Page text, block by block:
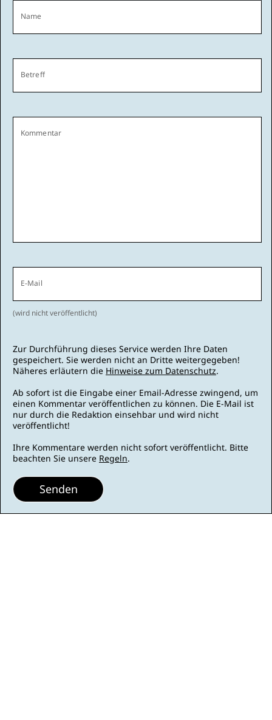
Name
Betreff
Kommentar
E-Mail
(wird nicht veröffentlicht)
Zur Durchführung dieses Service werden Ihre Daten
gespeichert. Sie werden nicht an Dritte weitergegeben!
Näheres erläutern die Hinweise zum Datenschutz.
Ab sofort ist die Eingabe einer Email-Adresse zwingend, um
einen Kommentar veröffentlichen zu können. Die E-Mail ist
nur durch die Redaktion einsehbar und wird nicht
veröffentlicht!
Ihre Kommentare werden nicht sofort veröffentlicht. Bitte
beachten Sie unsere Regeln.
Senden